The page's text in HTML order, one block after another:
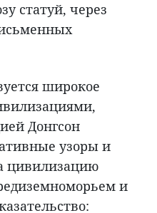
статуй, через
широкое
Донгсон
узоры и
цивилизацию
и